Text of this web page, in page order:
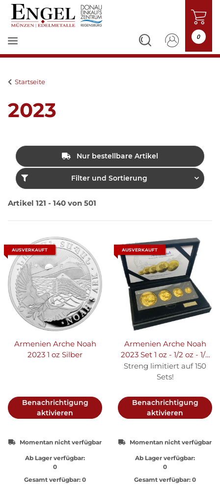
0
Startseite
2023
Nur bestellbare Artikel
Filter und Sortierung
Artikel 121 - 140 von 501
AUSVERKAUFT
Armenien Arche Noah
2023 1 oz Silber
Benachrichtigung
aktivieren
Momentan nicht verfügbar
Ab Lager verfügbar:
0
Gesamt verfügbar: 0
AUSVERKAUFT
Armenien Arche Noah
2023 Set 1 oz - 1/2 oz - 1/4
oz - 1 g. Gold | Exklusive
Edition
Streng limitiert auf 150
Sets!
Benachrichtigung
aktivieren
Momentan nicht verfügbar
Ab Lager verfügbar:
0
Gesamt verfügbar: 0